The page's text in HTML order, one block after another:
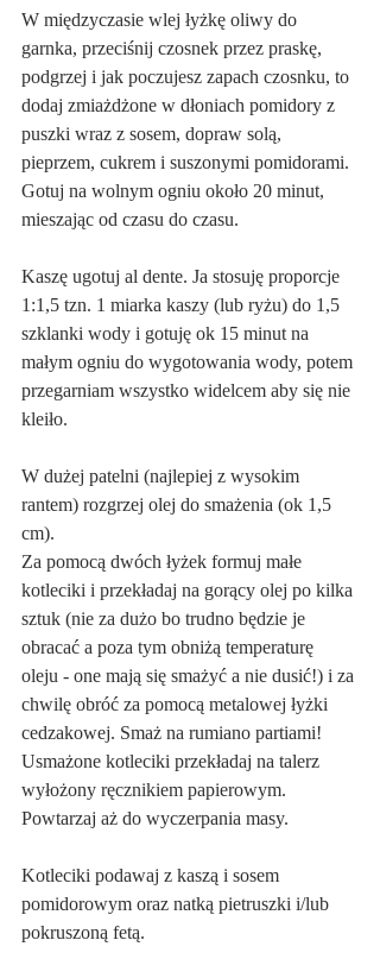
W międzyczasie wlej łyżkę oliwy do
garnka, przeciśnij czosnek przez praskę,
podgrzej i jak poczujesz zapach czosnku, to
dodaj zmiażdżone w dłoniach pomidory z
puszki wraz z sosem, dopraw solą,
pieprzem, cukrem i suszonymi pomidorami.
Gotuj na wolnym ogniu około 20 minut,
mieszając od czasu do czasu.
Kaszę ugotuj al dente. Ja stosuję proporcje
1:1,5 tzn. 1 miarka kaszy (lub ryżu) do 1,5
szklanki wody i gotuję ok 15 minut na
małym ogniu do wygotowania wody, potem
przegarniam wszystko widelcem aby się nie
kleiło.
W dużej patelni (najlepiej z wysokim
rantem) rozgrzej olej do smażenia (ok 1,5
cm).
Za pomocą dwóch łyżek formuj małe
kotleciki i przekładaj na gorący olej po kilka
sztuk (nie za dużo bo trudno będzie je
obracać a poza tym obniżą temperaturę
oleju - one mają się smażyć a nie dusić!) i za
chwilę obróć za pomocą metalowej łyżki
cedzakowej. Smaż na rumiano partiami!
Usmażone kotleciki przekładaj na talerz
wyłożony ręcznikiem papierowym.
Powtarzaj aż do wyczerpania masy.
Kotleciki podawaj z kaszą i sosem
pomidorowym oraz natką pietruszki i/lub
pokruszoną fetą.